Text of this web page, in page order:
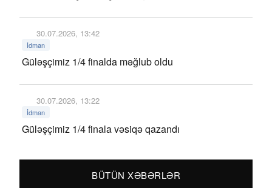
30.07.2026, 13:42
İdman
Güləşçimiz 1/4 finalda məğlub oldu
30.07.2026, 13:22
İdman
Güləşçimiz 1/4 finala vəsiqə qazandı
BÜTÜN XƏBƏRLƏR